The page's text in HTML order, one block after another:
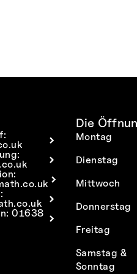
01638
Die
Montag
Dienstag
Mittwoch
Donnerstag
Freitag
Samstag &
Sonntag